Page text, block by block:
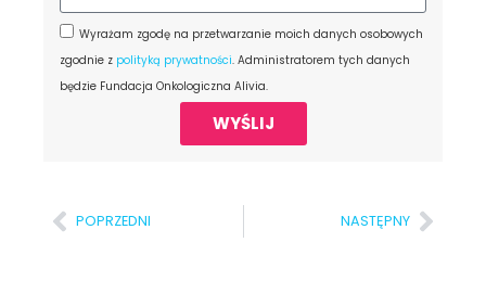
Wyrażam zgodę na przetwarzanie moich danych osobowych
zgodnie z polityką prywatności. Administratorem tych danych
będzie Fundacja Onkologiczna Alivia.
WYŚLIJ
POPRZEDNI NASTĘPNY